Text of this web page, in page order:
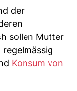
der
sollen Mutter
Konsum von